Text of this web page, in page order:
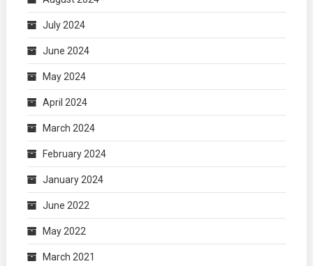
July 2024
June 2024
May 2024
April 2024
March 2024
February 2024
January 2024
June 2022
May 2022
March 2021